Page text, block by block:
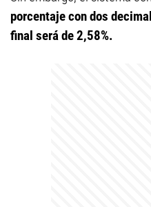
porcentaje con dos
final será de 2,58%.